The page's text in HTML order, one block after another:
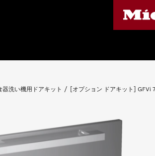
器洗い機用ドアキット [オプション ドアキット] GFVi